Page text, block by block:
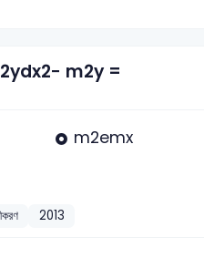
m2y =
m2emx
2013